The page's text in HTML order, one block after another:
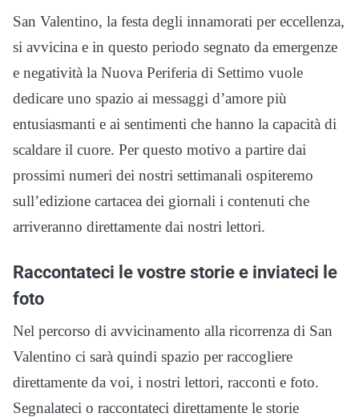
San Valentino, la festa degli innamorati per eccellenza,
si avvicina e in questo periodo segnato da emergenze
e negatività la Nuova Periferia di Settimo vuole
dedicare uno spazio ai messaggi d’amore più
entusiasmanti e ai sentimenti che hanno la capacità di
scaldare il cuore. Per questo motivo a partire dai
prossimi numeri dei nostri settimanali ospiteremo
sull’edizione cartacea dei giornali i contenuti che
arriveranno direttamente dai nostri lettori.
Raccontateci le vostre storie e inviateci le
foto
Nel percorso di avvicinamento alla ricorrenza di San
Valentino ci sarà quindi spazio per raccogliere
direttamente da voi, i nostri lettori, racconti e foto.
Segnalateci o raccontateci direttamente le storie